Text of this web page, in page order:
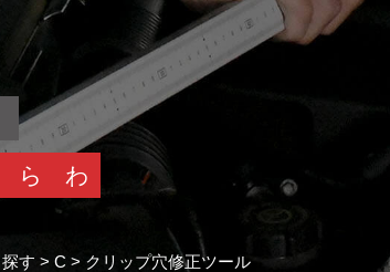
ら わ
す > C > クリップ穴修正ツール